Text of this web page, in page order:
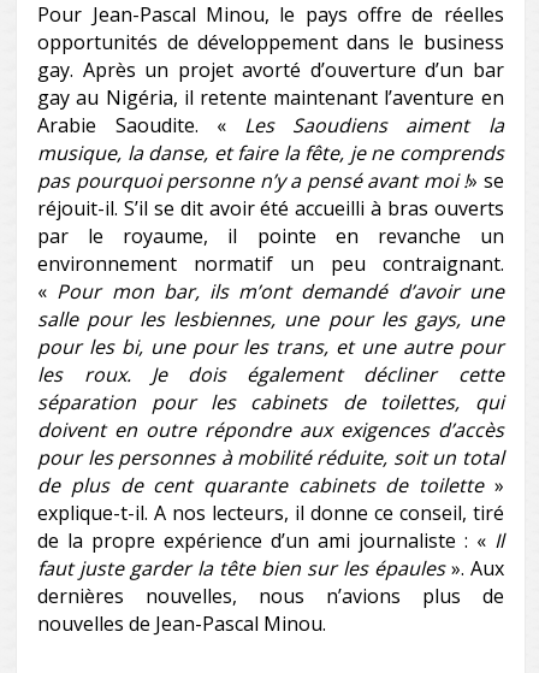
Pour Jean-Pascal Minou, le pays offre de réelles
opportunités de développement dans le business
gay. Après un projet avorté d’ouverture d’un bar
gay au Nigéria, il retente maintenant l’aventure en
Arabie Saoudite. « Les Saoudiens aiment la
musique, la danse, et faire la fête, je ne comprends
pas pourquoi personne n’y a pensé avant moi !» se
réjouit-il. S’il se dit avoir été accueilli à bras ouverts
par le royaume, il pointe en revanche un
environnement normatif un peu contraignant.
« Pour mon bar, ils m’ont demandé d’avoir une
salle pour les lesbiennes, une pour les gays, une
pour les bi, une pour les trans, et une autre pour
les roux. Je dois également décliner cette
séparation pour les cabinets de toilettes, qui
doivent en outre répondre aux exigences d’accès
pour les personnes à mobilité réduite, soit un total
de plus de cent quarante cabinets de toilette »
explique-t-il. A nos lecteurs, il donne ce conseil, tiré
de la propre expérience d’un ami journaliste : «Il
faut juste garder la tête bien sur les épaules». Aux
dernières nouvelles, nous n’avions plus de
nouvelles de Jean-Pascal Minou.